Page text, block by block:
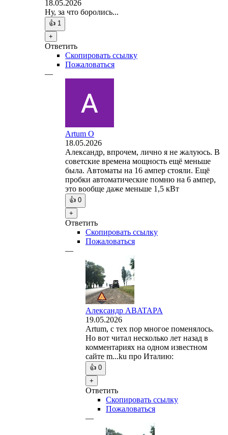
18.05.2026
Ну, за что боролись...
👍 1
+
Ответить
Скопировать ссылку
Пожаловаться
—
Artum O
18.05.2026
Александр, впрочем, лично я не жалуюсь. В
советские времена мощность ещё меньше
была. Автоматы на 16 ампер стояли. Ещё
пробки автоматические помню на 6 ампер,
это вообще даже меньше 1,5 кВт
👍 0
+
Ответить
Скопировать ссылку
Пожаловаться
—
Александр ABATAPA
19.05.2026
Artum, с тех пор многое поменялось.
Но вот читал несколько лет назад в
комментариях на одном известном
сайте m...ku про Италию:
👍 0
+
Ответить
Скопировать ссылку
Пожаловаться
—